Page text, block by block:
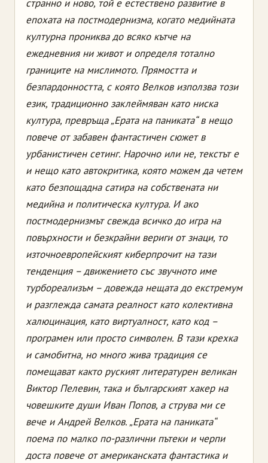
странно и ново, той е естествено развитие в
епохата на постмодернизма, когато медийната
културна прониква до всяко кътче на
ежедневния ни живот и определя тотално
границите на мислимото. Прямостта и
безпардонността, с която Велков използва този
език, традиционно заклеймяван като ниска
култура, превръща „Ерата на паниката“ в нещо
повече от забавен фантастичен сюжет в
урбанистичен сетинг. Нарочно или не, текстът е
и нещо като автокритика, която можем да четем
като безпощадна сатира на собствената ни
медийна и политическа култура. И ако
постмодернизмът свежда всичко до игра на
повърхности и безкрайни вериги от знаци, то
източноевропейският киберпрочит на тази
тенденция – движението със звучното име
турбореализъм – довежда нещата до екстремум
и разглежда самата реалност като колективна
халюцинация, като виртуалност, като код –
програмен или просто символен. В тази крехка
и самобитна, но много жива традиция се
помещават както руският литературен великан
Виктор Пелевин, така и българският хакер на
човешките души Иван Попов, а струва ми се
вече и Андрей Велков. „Ерата на паниката“
поема по малко по-различни пътеки и черпи
доста повече от американската фантастика и